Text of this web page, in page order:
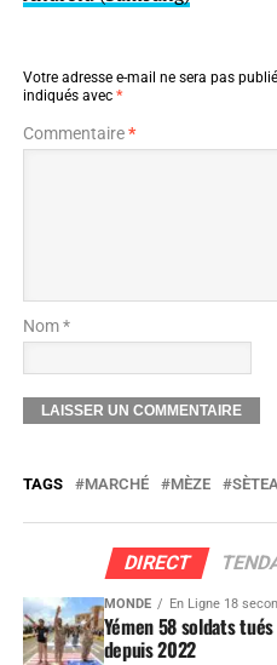
Votre adresse e-mail ne sera pas
indiqués avec *
Commentaire*
Nom *
TAGS MARCHÉ MÈZE
DIRECT
MONDE En Ligne 18
Yémen 58 soldats
depuis 2022